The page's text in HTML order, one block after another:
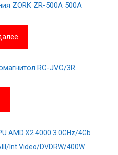
ZORK ZR-500A 500A
RC-JVC/3R